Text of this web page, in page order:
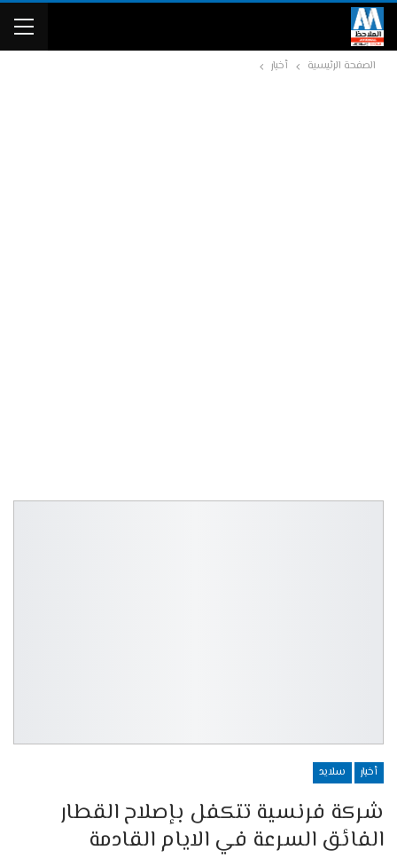
الصفحة الرئيسية أخبار
أخبار سلايد
شركة فرنسية تتكفل بإصلاح القطار
الفائق السرعة في الايام القادمة